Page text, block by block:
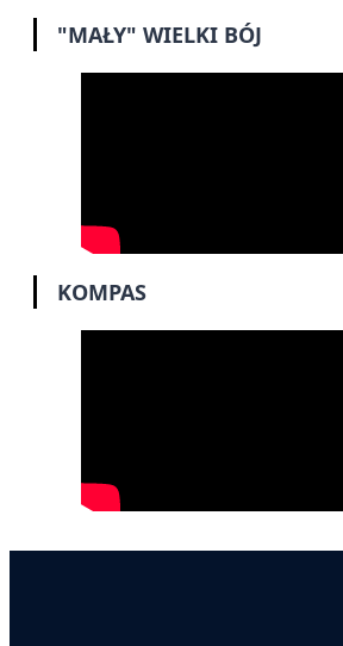
"MAŁY" WIELKI BÓJ
KOMPAS